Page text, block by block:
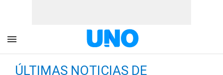
ÚLTIMAS NOTICIAS DE